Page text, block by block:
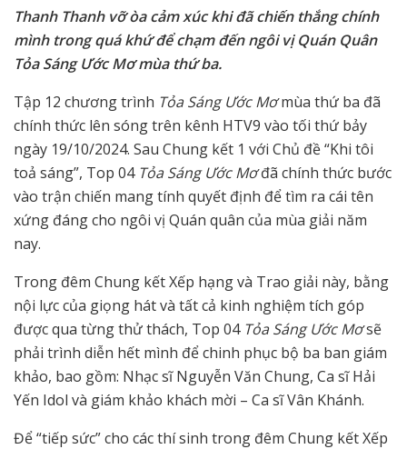
Thanh Thanh vỡ òa cảm xúc khi đã chiến thắng chính
mình trong quá khứ để chạm đến ngôi vị Quán Quân
Tỏa Sáng Ước Mơ mùa thứ ba.
Tập 12 chương trình Tỏa Sáng Ước Mơmùa thứ ba đã
chính thức lên sóng trên kênh HTV9 vào tối thứ bảy
ngày 19/10/2024. Sau Chung kết 1 với Chủ đề “Khi tôi
toả sáng”, Top 04 Tỏa Sáng Ước Mơđã chính thức bước
vào trận chiến mang tính quyết định để tìm ra cái tên
xứng đáng cho ngôi vị Quán quân của mùa giải năm
nay.
Trong đêm Chung kết Xếp hạng và Trao giải này, bằng
nội lực của giọng hát và tất cả kinh nghiệm tích góp
được qua từng thử thách, Top 04 Tỏa Sáng Ước Mơsẽ
phải trình diễn hết mình để chinh phục bộ ba ban giám
khảo, bao gồm: Nhạc sĩ Nguyễn Văn Chung, Ca sĩ Hải
Yến Idol và giám khảo khách mời – Ca sĩ Vân Khánh.
Để “tiếp sức” cho các thí sinh trong đêm Chung kết Xếp